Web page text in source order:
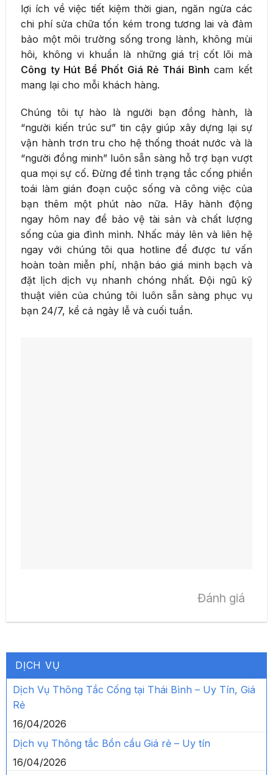
lợi ích về việc tiết kiệm thời gian, ngăn ngừa các
chi phí sửa chữa tốn kém trong tương lai và đảm
bảo một môi trường sống trong lành, không mùi
hôi, không vi khuẩn là những giá trị cốt lõi mà
Công ty Hút Bể Phốt Giá Rẻ Thái Bình cam kết
mang lại cho mỗi khách hàng.
Chúng tôi tự hào là người bạn đồng hành, là
“người kiến trúc sư” tin cậy giúp xây dựng lại sự
vận hành trơn tru cho hệ thống thoát nước và là
“người đồng minh” luôn sẵn sàng hỗ trợ bạn vượt
qua mọi sự cố. Đừng để tình trạng tắc cống phiền
toái làm gián đoạn cuộc sống và công việc của
bạn thêm một phút nào nữa. Hãy hành động
ngay hôm nay để bảo vệ tài sản và chất lượng
sống của gia đình mình. Nhấc máy lên và liên hệ
ngay với chúng tôi qua hotline để được tư vấn
hoàn toàn miễn phí, nhận báo giá minh bạch và
đặt lịch dịch vụ nhanh chóng nhất. Đội ngũ kỹ
thuật viên của chúng tôi luôn sẵn sàng phục vụ
bạn 24/7, kể cả ngày lễ và cuối tuần.
Đánh giá
DỊCH VỤ
Dịch Vụ Thông Tắc Cống tại Thái Bình – Uy Tín, Giá
Rẻ
16/04/2026
Dịch vụ Thông tắc Bồn cầu Giá rẻ – Uy tín
16/04/2026